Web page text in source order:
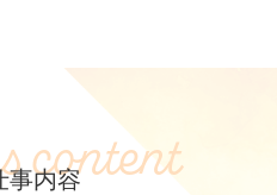
scontent
事内容